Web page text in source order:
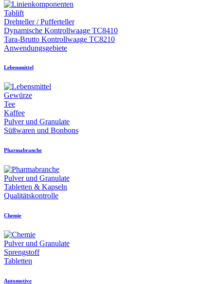
Tablift
Drehteller / Pufferteller
Dynamische Kontrollwaage TC8410
Tara-Brutto Kontrollwaage TC8210
Anwendungsgebiete
Lebensmittel
Gewürze
Tee
Kaffee
Pulver und Granulate
Süßwaren und Bonbons
Pharmabranche
Pulver und Granulate
Tabletten & Kapseln
Qualitätskontrolle
Chemie
Pulver und Granulate
Sprengstoff
Tabletten
Automotive